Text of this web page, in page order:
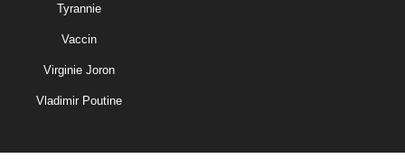
Tyrannie
Vaccin
Virginie Joron
Vladimir Poutine